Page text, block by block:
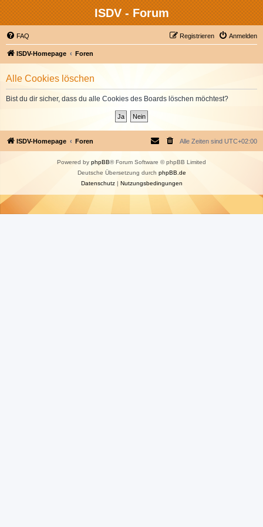
ISDV - Forum
FAQ Anmelden
Registrieren
ISDV-Homepage Foren
Alle Cookies löschen
Bist du dir sicher, dass du alle Cookies des Boards löschen möchtest?
ISDV-Homepage Foren Alle Zeiten sind UTC+02:00
Powered by phpBB® Forum Software © phpBB Limited
Deutsche Übersetzung durch phpBB.de
Datenschutz| Nutzungsbedingungen